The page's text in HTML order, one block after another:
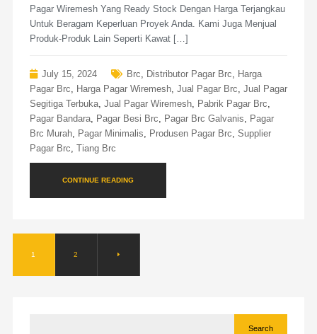
Pagar Wiremesh Yang Ready Stock Dengan Harga Terjangkau
Untuk Beragam Keperluan Proyek Anda. Kami Juga Menjual
Produk-Produk Lain Seperti Kawat […]
July 15, 2024 Brc Distributor Pagar Brc
Harga
Pagar Brc
Harga Pagar Wiremesh, Jual Pagar Brc Jual Pagar
Segitiga Terbuka, Jual Pagar Wiremesh, Pabrik Pagar Brc
Pagar Bandara, Pagar Besi Brc Pagar Brc Galvanis
Pagar
Brc Murah, Pagar Minimalis Produsen Pagar Brc Supplier
Pagar Brc Tiang Brc
CONTINUE READING
1 2
Search